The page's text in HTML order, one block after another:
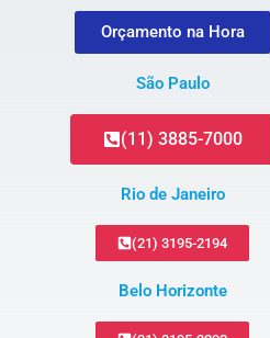
Orçamento na Hora
São Paulo
(11) 3885-7000
Rio de Janeiro
(21) 3195-2194
Belo Horizonte